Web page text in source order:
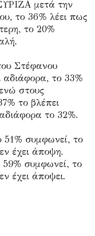
μετά την
το 36% λέει πως
το 20%
Στέφανου
το 33%
στους
το βλέπει
το 32%.
συμφωνεί, το
έχει άποψη.
συμφωνεί, το
έχει άποψει.